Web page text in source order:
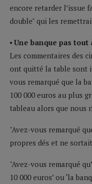
encore retarder l’issue
double" qui les
▪ Une banque pas
Les commentaires des
ont quitté la table sont
vous remarqué que la
100 000 euros au plus
tableau alors que nous
"Avez-vous remarqué
propres dés et ne
"Avez-vous remarqué
10 000 euros’ ou ‘la